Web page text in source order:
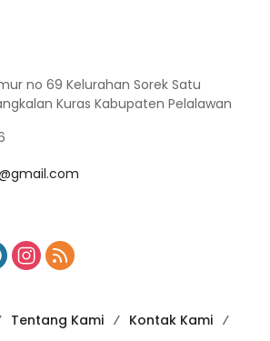
no 69 Kelurahan Sorek Satu
Kuras Kabupaten Pelalawan
Tentang Kami
Kontak Kami